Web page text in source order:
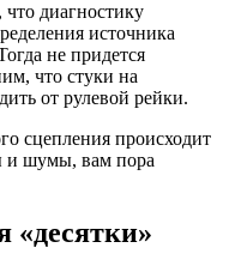
диагностику
источника
не придется
что стуки на
от рулевой рейки.
сцепления происходит
и шумы, вам пора
«десятки»